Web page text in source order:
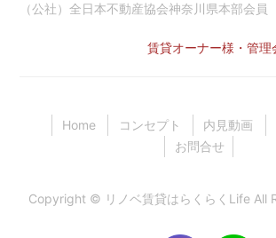
（公社）全日本不動産協会神奈川県本部会員
賃貸オーナー様・管
Home コンセプト 内見動画
お問合せ
Copyright © リノベ賃貸はらくらくLife All